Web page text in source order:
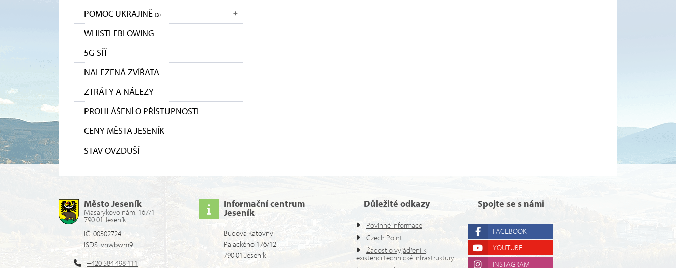
POMOC UKRAJINĚ (3)
WHISTLEBLOWING
5G SÍŤ
NALEZENÁ ZVÍŘATA
ZTRÁTY A NÁLEZY
PROHLÁŠENÍ O PŘÍSTUPNOSTI
CENY MĚSTA JESENÍK
STAV OVZDUŠÍ
Město Jeseník
Masarykovo nám. 167/1
790 01 Jeseník
IČ: 00302724
ISDS: vhwbwm9
+420 584 498 111
Informační centrum
Jeseník
Budova Katovny
Palackého 176/12
790 01 Jeseník
Důležité odkazy
Povinné informace
Czech Point
Žádost o vyjádření k
existenci technické infrastruktury
Spojte se s námi
FACEBOOK
YOUTUBE
INSTAGRAM